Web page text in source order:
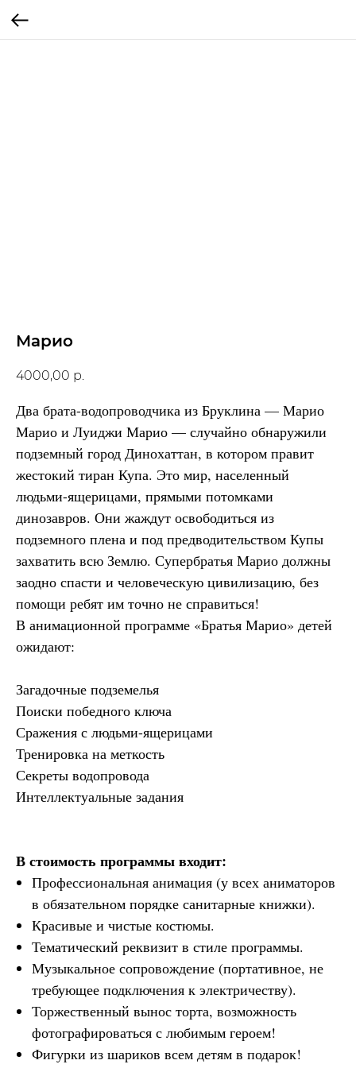
Марио
4000,00 р.
Два брата-водопроводчика из Бруклина — Марио
Марио и Луиджи Марио — случайно обнаружили
подземный город Динохаттан, в котором правит
жестокий тиран Купа. Это мир, населенный
людьми-ящерицами, прямыми потомками
динозавров. Они жаждут освободиться из
подземного плена и под предводительством Купы
захватить всю Землю. Супербратья Марио должны
заодно спасти и человеческую цивилизацию, без
помощи ребят им точно не справиться!
В анимационной программе «Братья Марио» детей
ожидают:
Загадочные подземелья
Поиски победного ключа
Сражения с людьми-ящерицами
Тренировка на меткость
Секреты водопровода
Интеллектуальные задания
В стоимость программы входит:
Профессиональная анимация (у всех аниматоров
в обязательном порядке санитарные книжки).
Красивые и чистые костюмы.
Тематический реквизит в стиле программы.
Музыкальное сопровождение (портативное, не
требующее подключения к электричеству).
Торжественный вынос торта, возможность
фотографироваться с любимым героем!
Фигурки из шариков всем детям в подарок!